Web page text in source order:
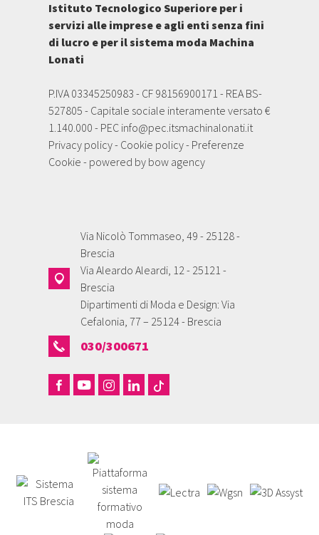
Istituto Tecnologico Superiore per i
servizi alle imprese e agli enti senza fini
di lucro e per il sistema moda Machina
Lonati
P.IVA 03345250983 - CF 98156900171 - REA BS-
527805 - Capitale sociale interamente versato €
1.140.000 - PEC info@pec.itsmachinalonati.it
Privacy policy- Cookie policy- Preferenze
Cookie - powered by bow agency
Via Nicolò Tommaseo, 49 - 25128 -
Brescia
Via Aleardo Aleardi, 12 - 25121 -
Brescia
Dipartimenti di Moda e Design: Via
Cefalonia, 77 – 25124 - Brescia
030/300671